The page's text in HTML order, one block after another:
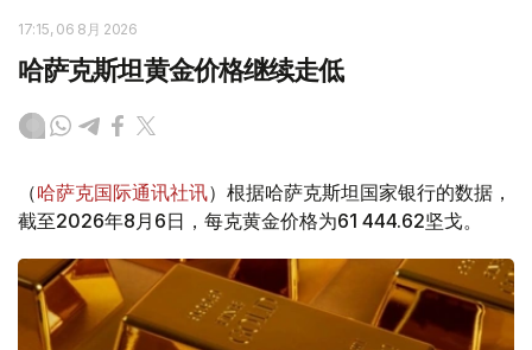
17:15, 06 8月 2026
哈萨克斯坦黄金价格继续走低
（哈萨克国际通讯社讯）根据哈萨克斯坦国家银行的数据，
截至2026年8月6日，每克黄金价格为61 444.62坚戈。